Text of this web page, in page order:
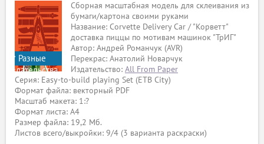
Разные
издательства
Сборная масштабная модель для склеивания из
бумаги/картона своими руками
Название: Corvette Delivery Car / "Корветт"
доставка пиццы по мотивам машинок "ТрИГ"
Автор: Андрей Романчук (AVR)
Перекрас: Анатолий Новарчук
Издательство: All From Paper
Серия: Easy-to-build playing Set (ETB City)
Формат файла: векторный PDF
Масштаб макета: 1:?
Формат листа: А4
Размер файла: 19,2 Мб.
Листов всего/выкройки: 9/4 (3 варианта раскраски)